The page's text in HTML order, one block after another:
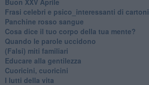
​Frasi celebri e psico_interessanti di cartoni
​Panchine rosso sangue
​Cosa dice il tuo corpo della tua mente?
​Quando le parole uccidono
​(Falsi) miti familiari
​Educare alla gentilezza
​Cuoricini, cuoricini
I lutti della vita